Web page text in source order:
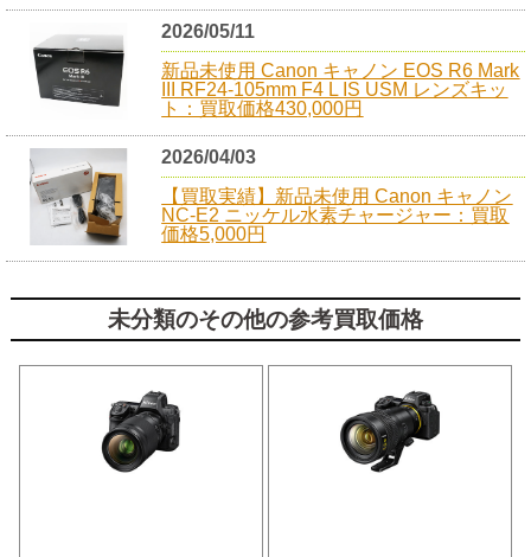
2026/05/11
新品未使用 Canon キャノン EOS R6 Mark
III RF24-105mm F4 L IS USM レンズキッ
ト：買取価格430,000円
2026/04/03
【買取実績】新品未使用 Canon キャノン
NC-E2 ニッケル水素チャージャー：買取
価格5,000円
未分類のその他の参考買取価格